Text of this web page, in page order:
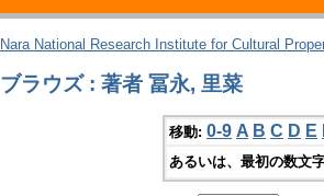
Nara National Research Institute for Cultural
ブラウズ : 著者 冨永, 里菜
移動: 0-9 A B C D E
あるいは、最初の数文